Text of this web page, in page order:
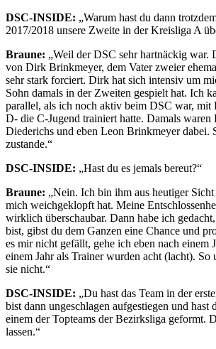
DSC-INSIDE: „Warum hast du dann
2017/2018 unsere Zweite in der Kreisliga A
Braune: „Weil der DSC sehr hartnäckig war.
von Dirk Brinkmeyer, dem Vater zweier
sehr stark forciert. Dirk hat sich intensiv um
Sohn damals in der Zweiten gespielt hat. Ich
parallel, als ich noch aktiv beim DSC war, mit
D- die C-Jugend trainiert hatte. Damals waren
Diederichs und eben Leon Brinkmeyer dabei.
zustande.“
DSC-INSIDE: „Hast du es jemals bereut?“
Braune: „Nein. Ich bin ihm aus heutiger Sicht
mich weichgeklopft hat. Meine
wirklich überschaubar. Dann habe ich
bist, gibst du dem Ganzen eine Chance und
es mir nicht gefällt, gehe ich eben nach einem
einem Jahr als Trainer wurden acht (lacht). So
sie nicht.“
DSC-INSIDE: „Du hast das Team in der
bist dann ungeschlagen aufgestiegen und hast
einem der Topteams der Bezirksliga geformt.
lassen.“